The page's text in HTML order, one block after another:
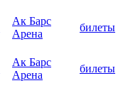
Ак Барс
Арена
билеты
Ак Барс
Арена
билеты